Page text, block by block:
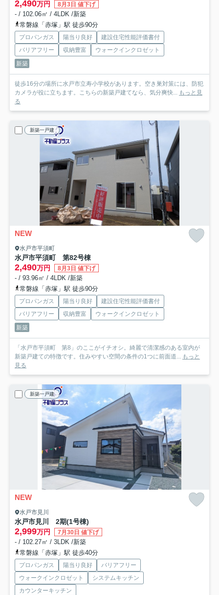
2,490万円 8月3日 値下げ
- / 102.06㎡ / 4LDK /新築
常磐線「赤塚」駅 徒歩90分
プロパンガス 陽当り良好
建設住宅性能評価書付
バリアフリー
収納豊富
ウォークインクロゼット
新築
徒歩16分の場所に水戸市立寿小学校があります。空き巣対策には、防犯
カメラが役に立ちます。こちらの新築戸建てなら、気分爽快... もっと見
る
新築一戸建
NEW
水戸市平須町
水戸市平須町 第82号棟
2,490万円 8月3日 値下げ
- / 93.96㎡ / 4LDK /新築
常磐線「赤塚」駅 徒歩90分
プロパンガス 陽当り良好
建設住宅性能評価書付
バリアフリー
収納豊富
ウォークインクロゼット
新築
「水戸市平須町 第8」のここがイチオシ。綺麗で清潔感のある室内が
新築戸建ての特徴です。住みやすい空間の条件の1つに前面道... もっと
見る
新築一戸建
NEW
水戸市見川
水戸市見川 2期(1号棟)
2,999万円 7月30日 値下げ
- / 102.27㎡ / 3LDK /新築
常磐線「赤塚」駅 徒歩40分
プロパンガス 陽当り良好
バリアフリー
ウォークインクロゼット
システムキッチン
カウンターキッチン